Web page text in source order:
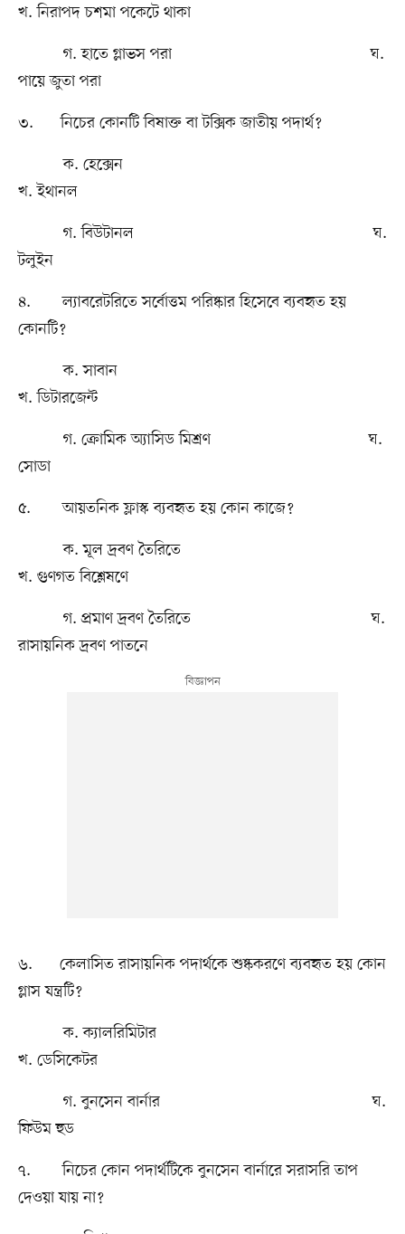
খ. নিরাপদ চশমা পকেটে থাকা
গ. হাতে গ্লাভস পরা ঘ.
পায়ে জুতা পরা
৩. নিচের কোনটি বিষাক্ত বা টক্সিক জাতীয় পদার্থ?
ক. হেক্সেন
খ. ইথানল
গ. বিউটানল ঘ.
টলুইন
৪. ল্যাবরেটরিতে সর্বোত্তম পরিষ্কার হিসেবে ব্যবহৃত হয়
কোনটি?
ক. সাবান
খ. ডিটারজেন্ট
গ. ক্রোমিক অ্যাসিড মিশ্রণ ঘ.
সোডা
৫. আয়তনিক ফ্লাস্ক ব্যবহৃত হয় কোন কাজে?
ক. মূল দ্রবণ তৈরিতে
খ. গুণগত বিশ্লেষণে
গ. প্রমাণ দ্রবণ তৈরিতে ঘ.
রাসায়নিক দ্রবণ পাতনে
৬. কেলাসিত রাসায়নিক পদার্থকে শুষ্ককরণে ব্যবহৃত হয় কোন
গ্লাস যন্ত্রটি?
ক. ক্যালরিমিটার
খ. ডেসিকেটর
গ. বুনসেন বার্নার ঘ.
ফিউম হুড
৭. নিচের কোন পদার্থটিকে বুনসেন বার্নারে সরাসরি তাপ
দেওয়া যায় না?